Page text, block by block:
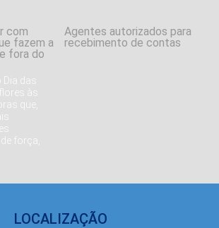
com
fazem a
fora do
Dia das
às
que,
força,
Agentes autorizados para
recebimento de contas
LOCALIZAÇÃO